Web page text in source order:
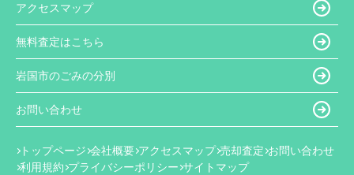
アクセスマップ
無料査定はこちら
岩国市のごみの分別
お問い合わせ
トップページ 会社概要 アクセスマップ 売却査定 お問い合わせ
利用規約 プライバシーポリシー サイトマップ